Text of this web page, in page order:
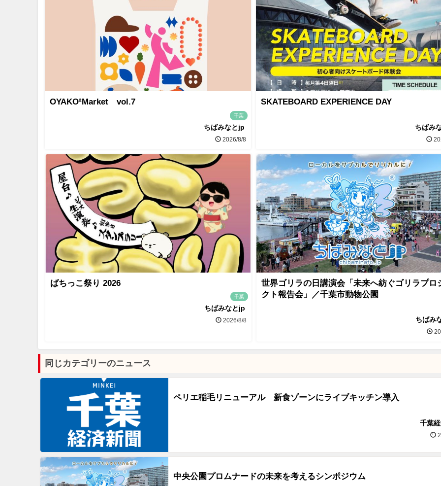
OYAKO²Market vol.7
千葉
ちばみなとjp
2026/8/8
SKATEBOARD EXPERIENCE DAY
ちばみ
ばちっこ祭り 2026
千葉
ちばみなとjp
2026/8/8
世界ゴリラの日講演会「未来へ紡ぐゴリラプロ
クト報告会」／千葉市動物公園
ちばみ
同じカテゴリーのニュース
ペリエ稲毛リニューアル 新食ゾーンにライブキッチン導入
千葉
中央公園プロムナードの未来を考えるシンポジウム